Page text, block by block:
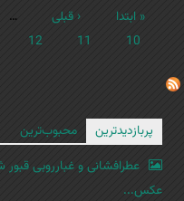
« ابتدا ‹ قبلی …
10
11
12
پربازدیدترین
محبوب‌ترین
عطرافشانی و غبارروبی
عکس...